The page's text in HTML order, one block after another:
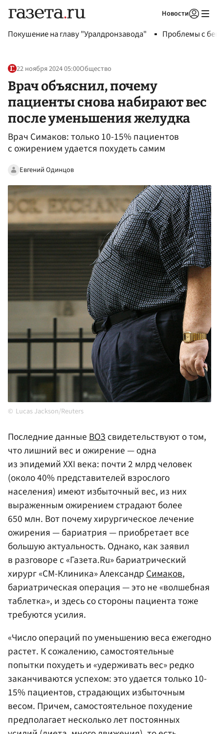
Новости
Покушение на главу "Уралдронзавода" Проблемы с
22 ноября 2024 05:00Общество
Врач объяснил, почему
пациенты снова набирают вес
после уменьшения желудка
Врач Симаков: только 10-15% пациентов
с ожирением удается похудеть самим
Евгений Одинцов
Lucas Jackson/Reuters
Последние данныеВОЗсвидетельствуют о том,
что лишний вес и ожирение — одна
из эпидемий XXI века: почти 2 млрд человек
(около 40% представителей взрослого
населения) имеют избыточный вес, из них
выраженным ожирением страдают более
650 млн. Вот почему хирургическое лечение
ожирения — бариатрия — приобретает все
большую актуальность. Однако, как заявил
в разговоре с «Газета.Ru» бариатрический
хирург «СМ-Клиника» АлександрСимаков,
бариатрическая операция — это не «волшебная
таблетка», и здесь со стороны пациента тоже
требуются усилия.
«Число операций по уменьшению веса ежегодно
растет. К сожалению, самостоятельные
попытки похудеть и «удерживать вес» редко
заканчиваются успехом: это удается только 10-
15% пациентов, страдающих избыточным
весом. Причем, самостоятельное похудение
предполагает несколько лет постоянных